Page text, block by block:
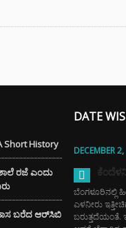
Short History
ರಜೆ ಎಂದು
ಬರೆದ ಆರ್‌ಸಿಬಿ
DATE
DECEMBER
ಬೆಂಗಳೂರಿನಲ್ಲಿ
ಎಳನೀರು